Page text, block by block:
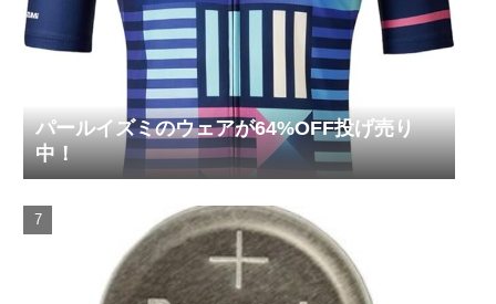
パールイズミのウェアが64%OFF投げ売り
中！